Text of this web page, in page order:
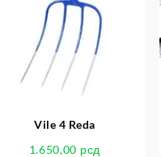
Vile 4 Reda
1.650,00 рсд